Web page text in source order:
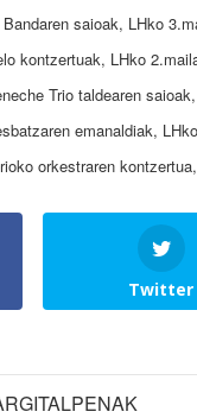
saioak, LHko
kontzertuak, LHko
Trio taldearen
emanaldiak,
orkestraren
Twitter